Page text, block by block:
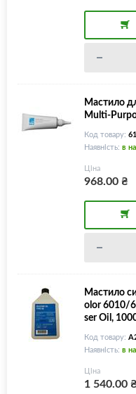
Мастило
Multi-
Код товару:
Наявність: в
Ціна
968.00₴
Мастило
olor 6010/
ser Oil,
Код товару:
Наявність: в
Ціна
1 540.00₴